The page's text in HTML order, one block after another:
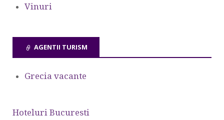
Vinuri
AGENTII TURISM
Grecia vacante
Hoteluri Bucuresti